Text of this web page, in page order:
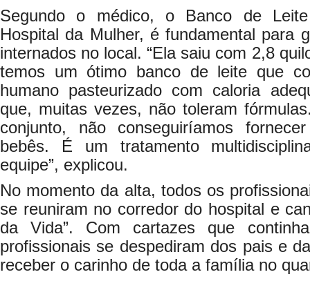
Segundo o médico, o Banco de
Hospital da Mulher, é fundamental para
internados no local. “Ela saiu com 2,8
temos um ótimo banco de leite que
humano pasteurizado com caloria
que, muitas vezes, não toleram
conjunto, não conseguiríamos
bebês. É um tratamento
equipe”, explicou.
No momento da alta, todos os
se reuniram no corredor do hospital e
da Vida”. Com cartazes que
profissionais se despediram dos pais e
receber o carinho de toda a família no